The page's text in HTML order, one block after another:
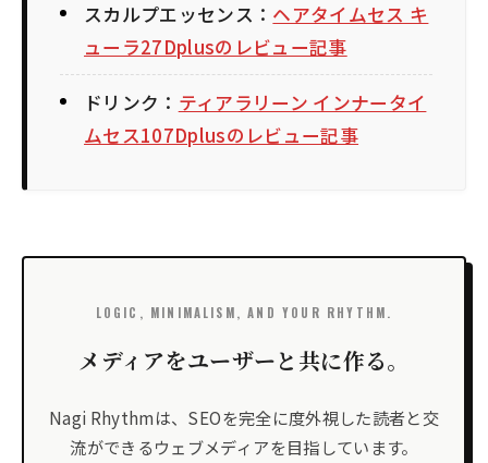
スカルプエッセンス： ヘアタイムセス キ
ューラ27Dplusのレビュー記事
ドリンク： ティアラリーン インナータイ
ムセス107Dplusのレビュー記事
LOGIC, MINIMALISM, AND YOUR RHYTHM.
メディアをユーザーと共に作る。
Nagi Rhythmは、SEOを完全に度外視した読者と交
流ができるウェブメディアを目指しています。